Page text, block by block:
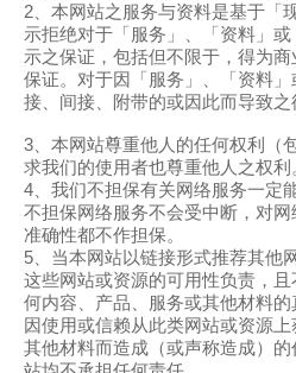
2、本网站之服务与资料是基于「
示拒绝对于「服务」、「资料」
示之保证，包括但不限于，得为
保证。对于因「服务」、「资料
接、间接、附带的或因此而导致之
3、本网站尊重他人的任何权利（
求我们的使用者也尊重他人之权利
4、我们不担保有关网络服务一定
不担保网络服务不会受中断，对网
准确性都不作担保。
5、当本网站以链接形式推荐其他
这些网站或资源的可用性负责，
何内容、产品、服务或其他材料
因使用或信赖从此类网站或资源
其他材料而造成（或声称造成）